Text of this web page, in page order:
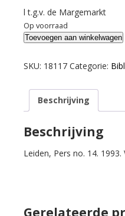
l t.g.v. de Margemarkt
Op voorraad
Cramer,
Wijze
no.
Toevoegen aan winkelwagen
SKU: 18117 Categorie:
Beschrijving
Beschrijving
Leiden, Pers no. 14. 1993.
Gerelateerde